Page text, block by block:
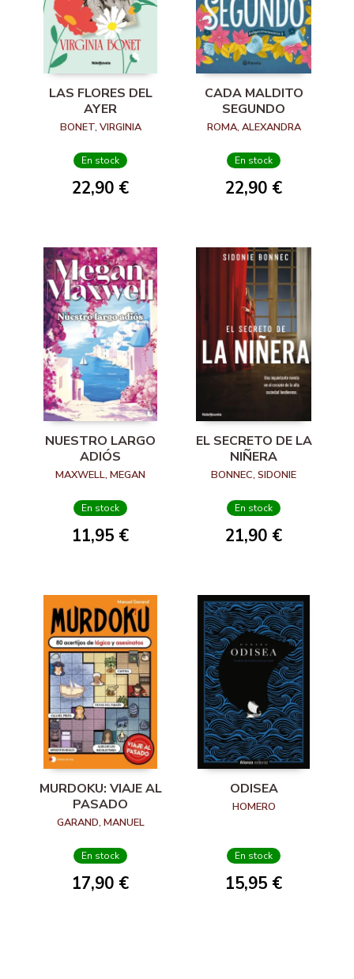
LAS FLORES DEL
AYER
BONET, VIRGINIA
En stock
22,90 €
CADA MALDITO
SEGUNDO
ROMA, ALEXANDRA
En stock
22,90 €
NUESTRO LARGO
ADIÓS
MAXWELL, MEGAN
En stock
11,95 €
EL SECRETO DE LA
NIÑERA
BONNEC, SIDONIE
En stock
21,90 €
MURDOKU: VIAJE AL
PASADO
GARAND, MANUEL
En stock
17,90 €
ODISEA
HOMERO
En stock
15,95 €